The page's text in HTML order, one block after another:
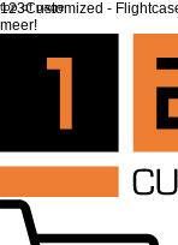
top of page
123Customized -
meer!